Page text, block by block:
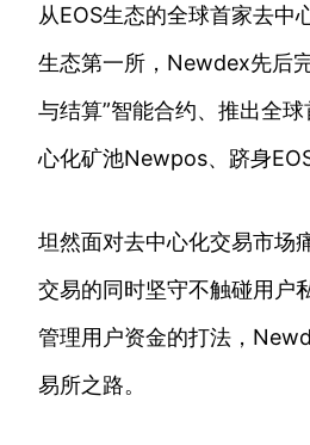
从EOS生态的全球首家去中
生态第一所，Newdex先后
与结算”智能合约、推出全球
心化矿池Newpos、跻身
坦然面对去中心化交易市场
交易的同时坚守不触碰用户
管理用户资金的打法，
易所之路。